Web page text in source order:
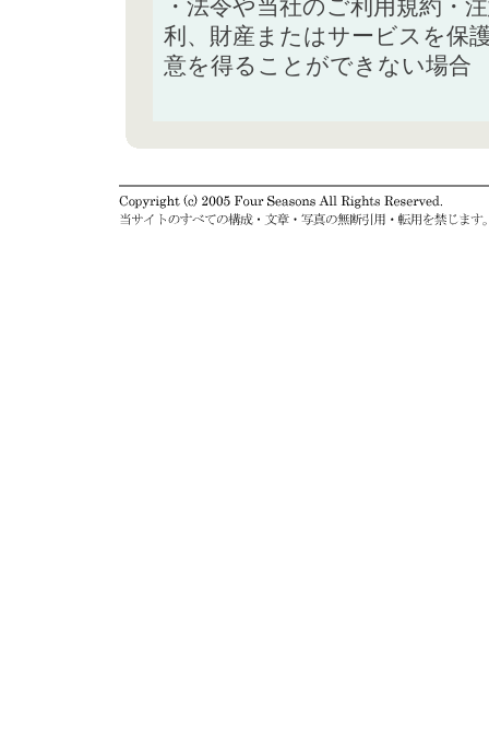
・法令や当社のご利用規約・
利、財産またはサービスを保
意を得ることができない場合